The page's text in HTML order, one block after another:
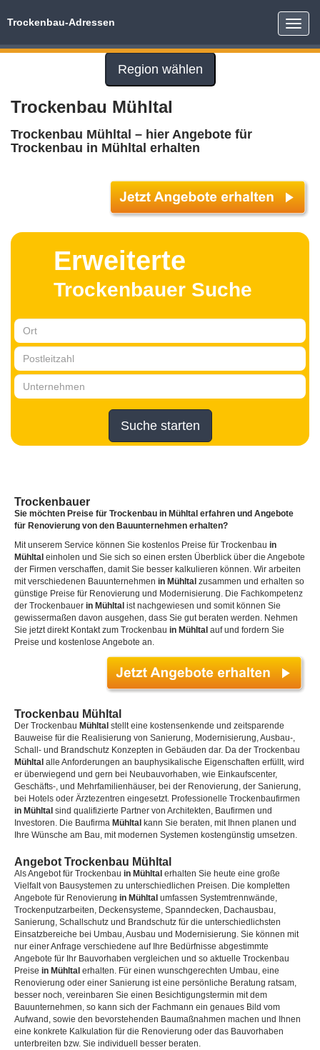
Toggle
Trockenbau-Adressen
Region wählen
Trockenbau Mühltal
Trockenbau Mühltal – hier Angebote für
Trockenbau in Mühltal erhalten
Erweiterte
Trockenbauer Suche
Suche starten
Trockenbauer
Sie möchten Preise für Trockenbau in Mühltal erfahren und Angebote
für Renovierung von den Bauunternehmen erhalten?
Mit unserem Service können Sie kostenlos Preise für Trockenbau in
Mühltal einholen und Sie sich so einen ersten Überblick über die Angebote
der Firmen verschaffen, damit Sie besser kalkulieren können. Wir arbeiten
mit verschiedenen Bauunternehmen in Mühltal zusammen und erhalten so
günstige Preise für Renovierung und Modernisierung. Die Fachkompetenz
der Trockenbauer in Mühltal ist nachgewiesen und somit können Sie
gewissermaßen davon ausgehen, dass Sie gut beraten werden. Nehmen
Sie jetzt direkt Kontakt zum Trockenbau in Mühltal auf und fordern Sie
Preise und kostenlose Angebote an.
Trockenbau Mühltal
Der Trockenbau Mühltal stellt eine kostensenkende und zeitsparende
Bauweise für die Realisierung von Sanierung, Modernisierung, Ausbau-,
Schall- und Brandschutz Konzepten in Gebäuden dar. Da der Trockenbau
Mühltal alle Anforderungen an bauphysikalische Eigenschaften erfüllt, wird
er überwiegend und gern bei Neubauvorhaben, wie Einkaufscenter,
Geschäfts-, und Mehrfamilienhäuser, bei der Renovierung, der Sanierung,
bei Hotels oder Ärztezentren eingesetzt. Professionelle Trockenbaufirmen
in Mühltal sind qualifizierte Partner von Architekten, Baufirmen und
Investoren. Die Baufirma Mühltal kann Sie beraten, mit Ihnen planen und
Ihre Wünsche am Bau, mit modernen Systemen kostengünstig umsetzen.
Angebot Trockenbau Mühltal
Als Angebot für Trockenbau in Mühltal erhalten Sie heute eine große
Vielfalt von Bausystemen zu unterschiedlichen Preisen. Die kompletten
Angebote für Renovierung in Mühltal umfassen Systemtrennwände,
Trockenputzarbeiten, Deckensysteme, Spanndecken, Dachausbau,
Sanierung, Schallschutz und Brandschutz für die unterschiedlichsten
Einsatzbereiche bei Umbau, Ausbau und Modernisierung. Sie können mit
nur einer Anfrage verschiedene auf Ihre Bedürfnisse abgestimmte
Angebote für Ihr Bauvorhaben vergleichen und so aktuelle Trockenbau
Preise in Mühltal erhalten. Für einen wunschgerechten Umbau, eine
Renovierung oder einer Sanierung ist eine persönliche Beratung ratsam,
besser noch, vereinbaren Sie einen Besichtigungstermin mit dem
Bauunternehmen, so kann sich der Fachmann ein genaues Bild vom
Aufwand, sowie den bevorstehenden Baumaßnahmen machen und Ihnen
eine konkrete Kalkulation für die Renovierung oder das Bauvorhaben
unterbreiten bzw. Sie individuell besser beraten.